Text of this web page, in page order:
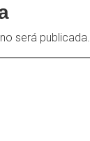
será publicada.